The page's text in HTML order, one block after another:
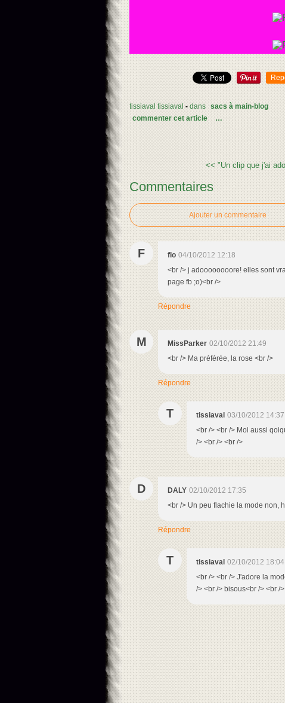
tissiaval tissiaval - dans sacs à main-blog
commenter cet article
…
<< "Un clip que j'ai
Commentaires
Ajouter un commentaire
F flo 04/10/2012 12:18
<br /> j adoooooooore! elles sont
page fb ;o)<br />
Répondre
M MissParker 02/10/2012 21:49
<br /> Ma préférée, la rose <br />
Répondre
T tissiaval 03/10/2012 14:37
<br /> <br /> Moi aussi
/> <br /> <br />
D DALY 02/10/2012 17:35
<br /> Un peu flachie la mode non,
Répondre
T tissiaval 02/10/2012 18:04
<br /> <br /> J'adore la
/> <br /> bisous<br /> <br /